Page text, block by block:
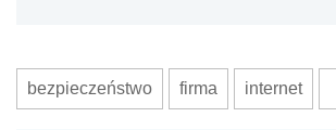
bezpieczeństwo firma internet